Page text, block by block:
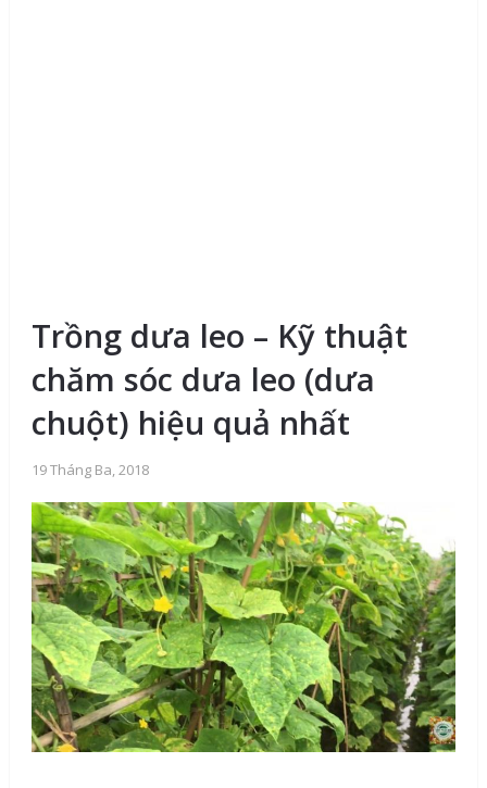
Trồng dưa leo – Kỹ thuật
chăm sóc dưa leo (dưa
chuột) hiệu quả nhất
19 Tháng Ba, 2018